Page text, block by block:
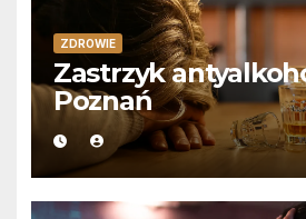
ZDROWIE
Zastrzyk
Poznań